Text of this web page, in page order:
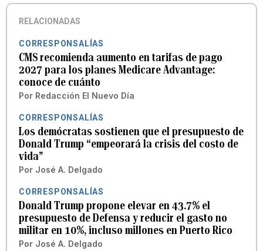
RELACIONADAS
CORRESPONSALÍAS
CMS recomienda aumento en tarifas de pago
2027 para los planes Medicare Advantage:
conoce de cuánto
Por Redacción El Nuevo Día
CORRESPONSALÍAS
Los demócratas sostienen que el presupuesto de
Donald Trump “empeorará la crisis del costo de
vida”
Por José A. Delgado
CORRESPONSALÍAS
Donald Trump propone elevar en 43.7% el
presupuesto de Defensa y reducir el gasto no
militar en 10%, incluso millones en Puerto Rico
Por José A. Delgado